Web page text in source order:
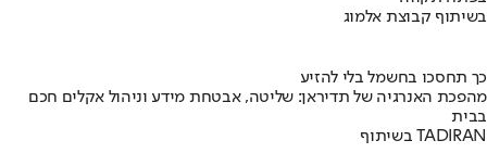
בשיתוף קבוצת אלמוג
כך תחסכו בחשמל בלי להזיע
מהפכת האנרגיה של תדיראן: שליטה, אבטחת מידע וניהול אקלים חכם
בבית
בשיתוף TADIRAN